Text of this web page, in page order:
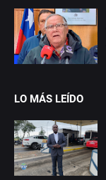
LO MÁS LEÍDO